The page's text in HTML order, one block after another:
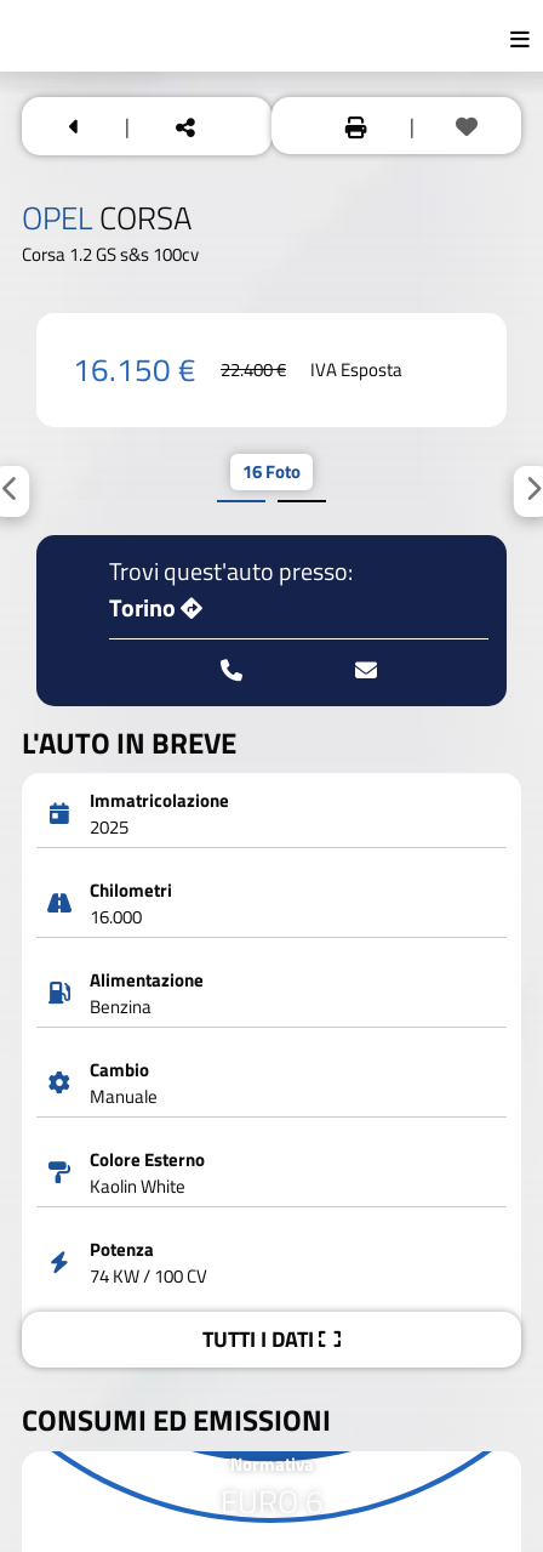
| |
OPELCORSA
Corsa 1.2 GS s&s 100cv
16.150 € 22.400 € IVA Esposta
16 Foto
Trovi quest'auto presso:
Torino
L'AUTO IN BREVE
Immatricolazione
2025
Chilometri
16.000
Alimentazione
Benzina
Cambio
Manuale
Colore Esterno
Kaolin White
Potenza
74 KW / 100 CV
TUTTI I DATI
CONSUMI ED EMISSIONI
Normativa
EURO 6